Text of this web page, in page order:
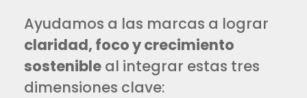
Ayudamos a las marcas a lograr
claridad, foco y crecimiento
sostenible al integrar estas tres
dimensiones clave: